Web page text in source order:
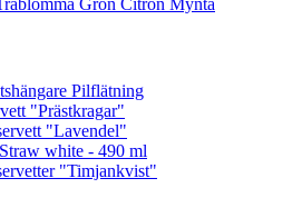
Pilflätning
"Prästkragar"
"Lavendel"
white - 490 ml
"Timjankvist"